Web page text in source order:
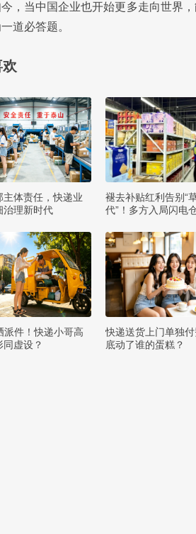
，当中国企业也开始更多走向世界
道必答题。
主体责任，快递业
治理新时代
褪去补贴红利告别“
代”！多方入局闪电
件！快递小哥高
虚设？
快递送货上门单独
底动了谁的蛋糕？